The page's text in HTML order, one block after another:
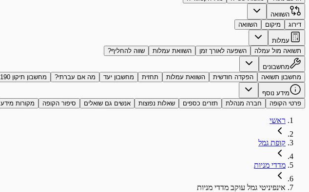
השוואה
דירוג
מיקום השוואה
עמלות
תשואה מול עמלה
השפעה לאורך זמן השוואת עמלות שווה להחליף?
מחשבונים
מחשבון תשואה
הפקדה חודשית השוואת עמלות תחזית מחשבון יעד מה אם עברתי? מחשבון תיקון 190
מידע נוסף
פרטי הקופה
חברה מנהלת תזרים כספים שאלות נפוצות אנשים גם שואלים סיפור הקופה מקורות מידע
ראשי
קופת גמל
מדדי מניות
אינפיניטי גמל עוקב מדדי מניות